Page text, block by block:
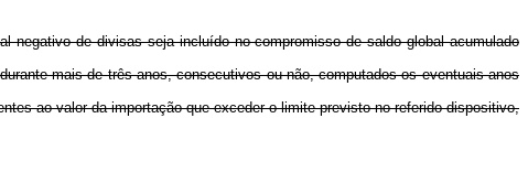
negativo de divisas seja incluído no compromisso de saldo global acumulado
mais de três anos, consecutivos ou não, computados os eventuais anos
ao valor da importação que exceder o limite previsto no referido dispositivo,